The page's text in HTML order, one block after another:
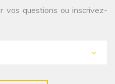
vos questions ou inscrivez-